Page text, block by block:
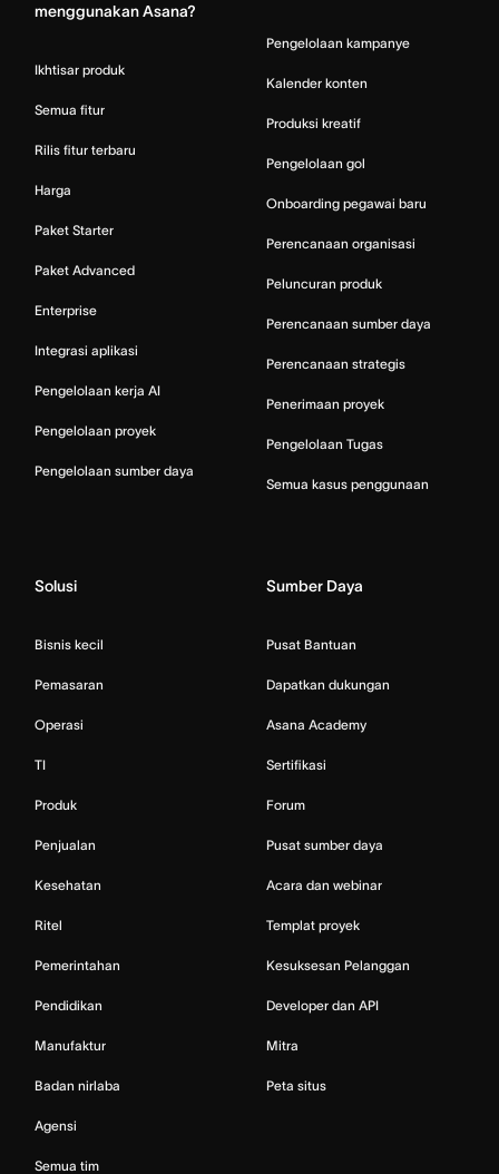
menggunakan Asana?
Ikhtisar produk
Semua fitur
Rilis fitur terbaru
Harga
Paket Starter
Paket Advanced
Enterprise
Integrasi aplikasi
Pengelolaan kerja AI
Pengelolaan proyek
Pengelolaan sumber daya
Pengelolaan kampanye
Kalender konten
Produksi kreatif
Pengelolaan gol
Onboarding pegawai baru
Perencanaan organisasi
Peluncuran produk
Perencanaan sumber daya
Perencanaan strategis
Penerimaan proyek
Pengelolaan Tugas
Semua kasus penggunaan
Solusi
Bisnis kecil
Pemasaran
Operasi
TI
Produk
Penjualan
Kesehatan
Ritel
Pemerintahan
Pendidikan
Manufaktur
Badan nirlaba
Agensi
Semua tim
Sumber Daya
Pusat Bantuan
Dapatkan dukungan
Asana Academy
Sertifikasi
Forum
Pusat sumber daya
Acara dan webinar
Templat proyek
Kesuksesan Pelanggan
Developer dan API
Mitra
Peta situs